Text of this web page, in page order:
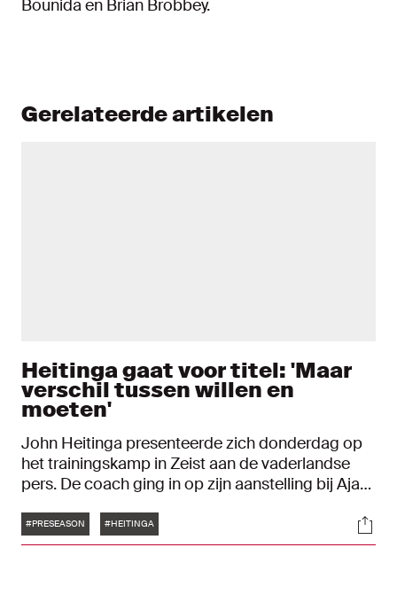
Bounida en Brian Brobbey.
Gerelateerde artikelen
Heitinga gaat voor titel: 'Maar
verschil tussen willen en
moeten'
John Heitinga presenteerde zich donderdag op
het trainingskamp in Zeist aan de vaderlandse
pers. De coach ging in op zijn aanstelling bij Ajax
directe plaatsing voor de UEFA Champions
League. Maar ik wil zelf ook kampioen worden, of
Tags
#PRESEASON #HEITINGA